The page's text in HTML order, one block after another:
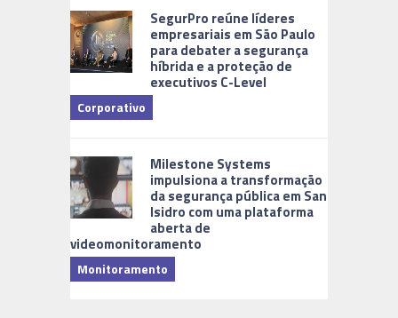
SegurPro reúne líderes
empresariais em São Paulo
para debater a segurança
híbrida e a proteção de
executivos C-Level
Corporativo
Milestone Systems
impulsiona a transformação
da segurança pública em San
Isidro com uma plataforma
aberta de
videomonitoramento
Monitoramento